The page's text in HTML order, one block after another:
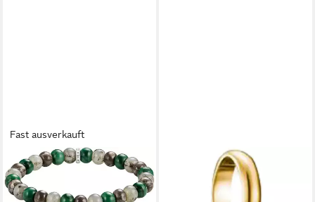
Fast ausverkauft
THOMAS SABO
Armband Bead Armband, mit
Labradorit, Jaspis, Jade
THOMAS SABO
Armband Charm,
Engelszahlen 333, mit weißen